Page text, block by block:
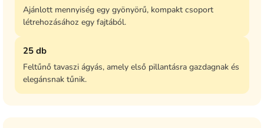
Ajánlott mennyiség egy gyönyörű, kompakt csoport
létrehozásához egy fajtából.
25 db
Feltűnő tavaszi ágyás, amely első pillantásra gazdagnak és
elegánsnak tűnik.